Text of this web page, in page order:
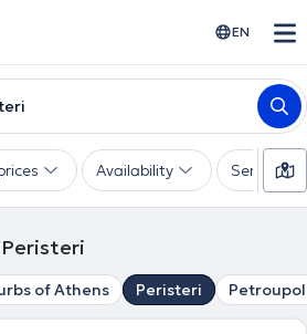
EN
Availability Services
Peristeri
of Athens Peristeri